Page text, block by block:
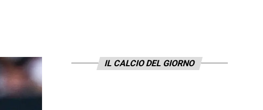
IL CALCIO DEL GIORNO